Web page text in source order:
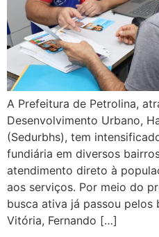
A Prefeitura de Petrolina,
Desenvolvimento Urbano,
(Sedurbhs), tem
fundiária em diversos
atendimento direto à
aos serviços. Por meio do
busca ativa já passou pelos
Vitória, Fernando […]